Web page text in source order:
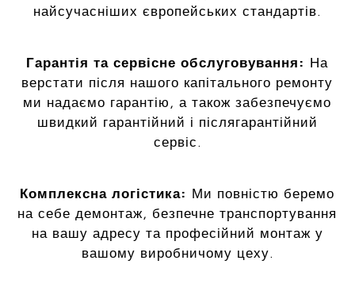
найсучасніших європейських стандартів.
Гарантія та сервісне обслуговування: На
верстати після нашого капітального ремонту
ми надаємо гарантію, а також забезпечуємо
швидкий гарантійний і післягарантійний
сервіс.
Комплексна логістика: Ми повністю беремо
на себе демонтаж, безпечне транспортування
на вашу адресу та професійний монтаж у
вашому виробничому цеху.